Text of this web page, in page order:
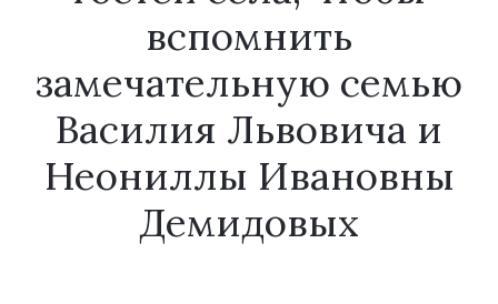
вспомнить
замечательную семью
Василия Львовича и
Неониллы Ивановны
Демидовых